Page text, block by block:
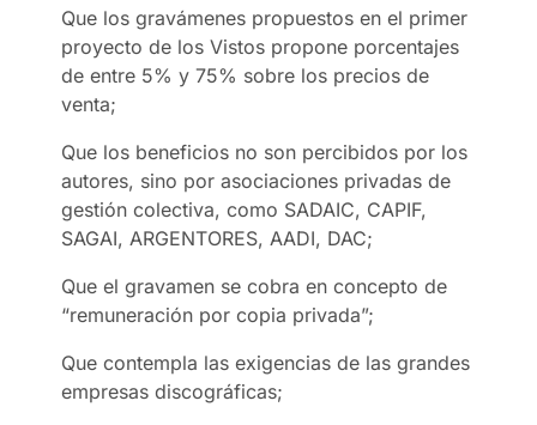
Que los gravámenes propuestos en el primer
proyecto de los Vistos propone porcentajes
de entre 5% y 75% sobre los precios de
venta;
Que los beneficios no son percibidos por los
autores, sino por asociaciones privadas de
gestión colectiva, como SADAIC, CAPIF,
SAGAI, ARGENTORES, AADI, DAC;
Que el gravamen se cobra en concepto de
“remuneración por copia privada”;
Que contempla las exigencias de las grandes
empresas discográficas;